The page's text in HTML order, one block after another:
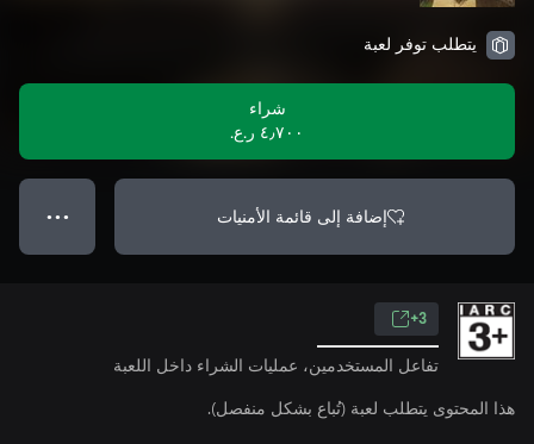
يتطلب توفر لعبة
شراء
٤٫٧٠٠ ر.ع.‏
إضافة إلى قائمة الأمنيات ● ● ●
3+
تفاعل المستخدمين، عمليات الشراء داخل اللعبة
هذا المحتوى يتطلب لعبة (تُباع بشكل منفصل).